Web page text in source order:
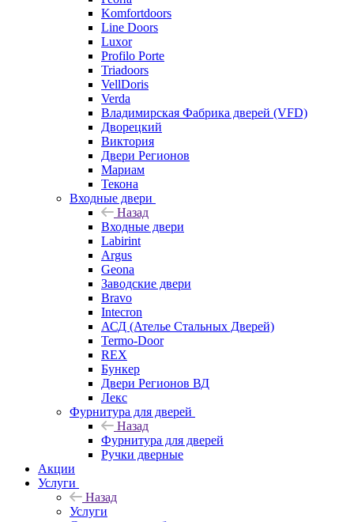
Komfortdoors
Line Doors
Luxor
Profilo Porte
Triadoors
VellDoris
Verda
Владимирская Фабрика дверей (VFD)
Дворецкий
Виктория
Двери Регионов
Мариам
Текона
Входные двери
Назад
Входные двери
Labirint
Argus
Geona
Заводские двери
Bravo
Intecron
АСД (Ателье Стальных Дверей)
Termo-Door
REX
Бункер
Двери Регионов ВД
Лекс
Фурнитура для дверей
Назад
Фурнитура для дверей
Ручки дверные
Акции
Услуги
Назад
Услуги